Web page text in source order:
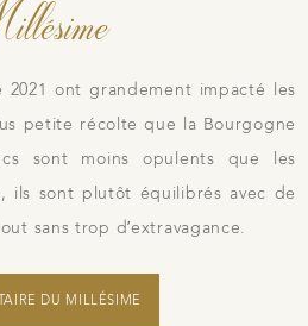
2021 ont grandement impacté les
petite récolte que la Bourgogne
sont moins opulents que les
ils sont plutôt équilibrés avec de
sans trop d’extravagance.
DU MILLÉSIME